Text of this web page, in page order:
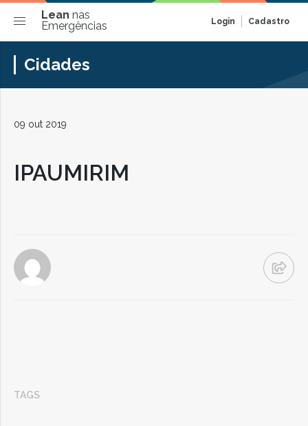
Lean nas
Emergências
Login Cadastro
Cidades
09 out 2019
IPAUMIRIM
TAGS